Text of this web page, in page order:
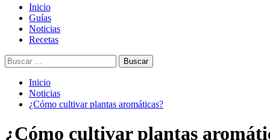
Menú
principal
Inicio
Guías
Noticias
Recetas
Buscar:
Inicio
Noticias
¿Cómo cultivar plantas aromáticas?
¿Cómo cultivar plantas